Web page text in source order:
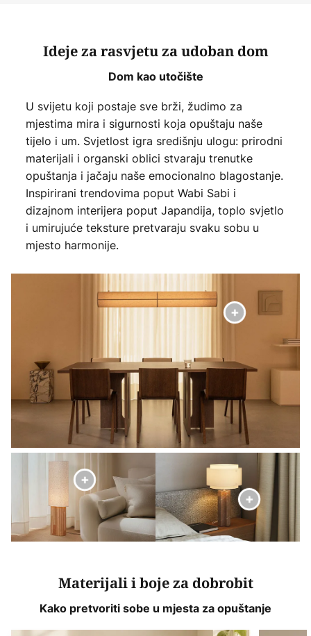
Ideje za rasvjetu za udoban dom
Dom kao utočište
U svijetu koji postaje sve brži, žudimo za
mjestima mira i sigurnosti koja opuštaju naše
tijelo i um. Svjetlost igra središnju ulogu: prirodni
materijali i organski oblici stvaraju trenutke
opuštanja i jačaju naše emocionalno blagostanje.
Inspirirani trendovima poput Wabi Sabi i
dizajnom interijera poput Japandija, toplo svjetlo
i umirujuće teksture pretvaraju svaku sobu u
mjesto harmonije.
Materijali i boje za dobrobit
Kako pretvoriti sobe u mjesta za opuštanje